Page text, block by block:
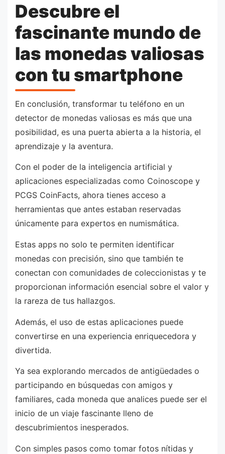
Descubre el
fascinante mundo de
las monedas valiosas
con tu smartphone
En conclusión, transformar tu teléfono en un
detector de monedas valiosas es más que una
posibilidad, es una puerta abierta a la historia, el
aprendizaje y la aventura.
Con el poder de la inteligencia artificial y
aplicaciones especializadas como Coinoscope y
PCGS CoinFacts, ahora tienes acceso a
herramientas que antes estaban reservadas
únicamente para expertos en numismática.
Estas apps no solo te permiten identificar
monedas con precisión, sino que también te
conectan con comunidades de coleccionistas y te
proporcionan información esencial sobre el valor y
la rareza de tus hallazgos.
Además, el uso de estas aplicaciones puede
convertirse en una experiencia enriquecedora y
divertida.
Ya sea explorando mercados de antigüedades o
participando en búsquedas con amigos y
familiares, cada moneda que analices puede ser el
inicio de un viaje fascinante lleno de
descubrimientos inesperados.
Con simples pasos como tomar fotos nítidas y